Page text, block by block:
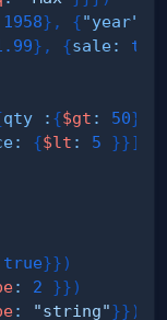
1958} , {"year"
} , {sale:
qty : {$gt : 50}
: {$lt : 5 }}]
true}})
: 2 }})
: "string"}})